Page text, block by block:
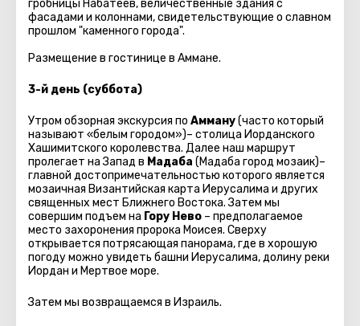
гробницы Набатеев, величественные здания с
фасадами и колоннами, свидетельствующие о славном
прошлом "каменного города".
Размещение в гостинице в Аммане.
3-й день (суббота)
Утром обзорная экскурсия по Амману(часто который
называют «белым городом»)– столица Иорданского
Хашимитского королевства. Далее наш маршрут
пролегает на Запад в Мадаба (Мадаба город мозаик)–
главной достопримечательностью которого является
мозаичная Византийская карта Иерусалима и других
священных мест Ближнего Востока. Затем мы
совершим подъем на Гору Нево – предполагаемое
место захоронения пророка Моисея. Сверху
открывается потрясающая панорама, где в хорошую
погоду можно увидеть башни Иерусалима, долину реки
Иордан и Мертвое море.
Затем мы возвращаемся в Израиль.